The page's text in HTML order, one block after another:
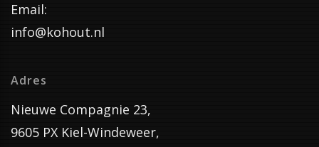
Email:
info@kohout.nl
Adres
Nieuwe Compagnie 23,
9605 PX Kiel-Windeweer,